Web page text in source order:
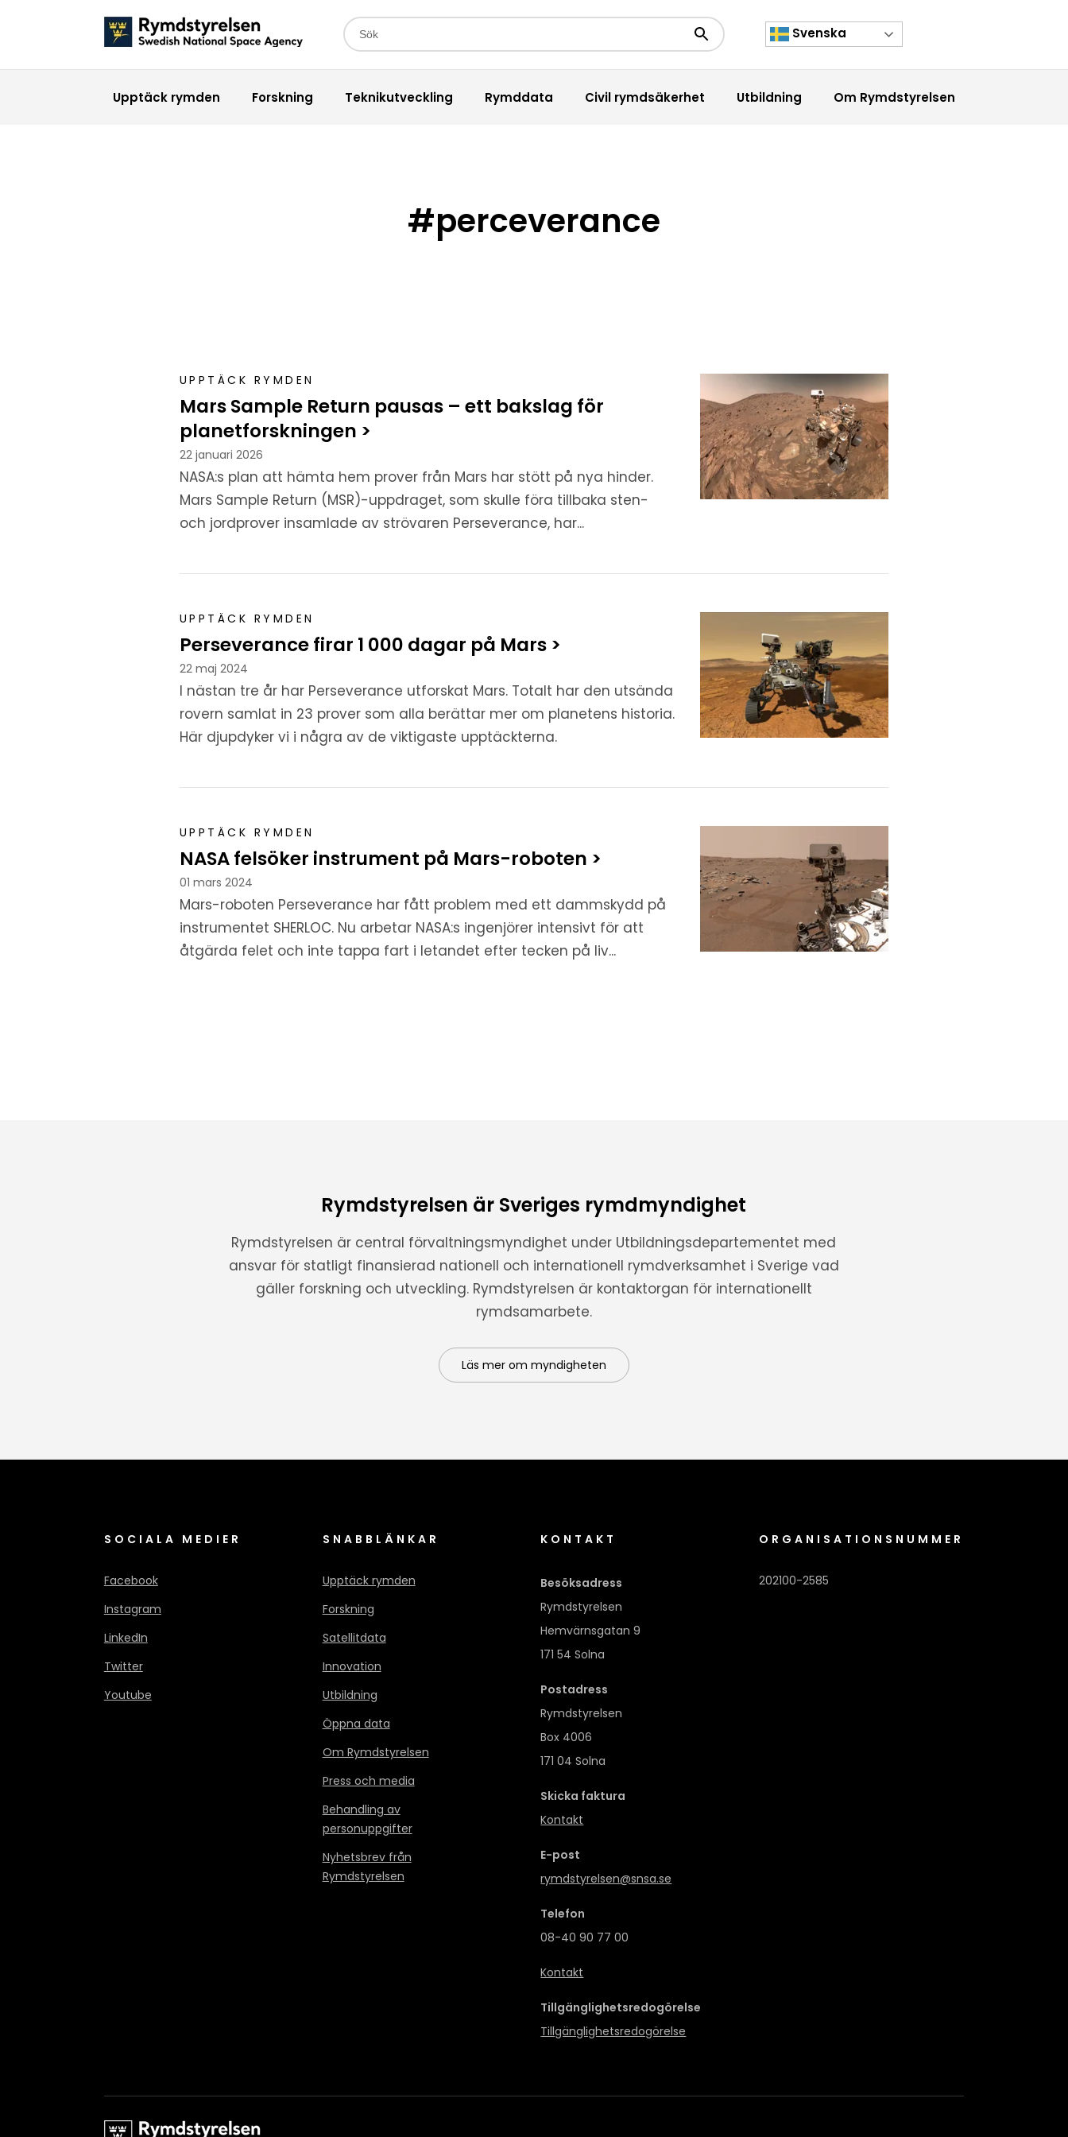
Sökfält
Sökknapp Svenska
Upptäck rymden Forskning Teknikutveckling Rymddata Civil rymdsäkerhet Utbildning Om Rymdstyrelsen
#perceverance
UPPTÄCK RYMDEN
Mars Sample Return pausas – ett bakslag för
planetforskningen >
22 januari 2026
NASA:s plan att hämta hem prover från Mars har stött på nya hinder.
Mars Sample Return (MSR)-uppdraget, som skulle föra tillbaka sten-
och jordprover insamlade av strövaren Perseverance, har...
UPPTÄCK RYMDEN
Perseverance firar 1 000 dagar på Mars >
22 maj 2024
I nästan tre år har Perseverance utforskat Mars. Totalt har den utsända
rovern samlat in 23 prover som alla berättar mer om planetens historia.
Här djupdyker vi i några av de viktigaste upptäckterna.
UPPTÄCK RYMDEN
NASA felsöker instrument på Mars-roboten >
01 mars 2024
Mars-roboten Perseverance har fått problem med ett dammskydd på
instrumentet SHERLOC. Nu arbetar NASA:s ingenjörer intensivt för att
åtgärda felet och inte tappa fart i letandet efter tecken på liv...
Rymdstyrelsen är Sveriges rymdmyndighet
Rymdstyrelsen är central förvaltningsmyndighet under Utbildningsdepartementet med
ansvar för statligt finansierad nationell och internationell rymdverksamhet i Sverige vad
gäller forskning och utveckling. Rymdstyrelsen är kontaktorgan för internationellt
rymdsamarbete.
Läs mer om myndigheten
SOCIALA MEDIER
Facebook
Instagram
LinkedIn
Twitter
Youtube
SNABBLÄNKAR
Upptäck rymden
Forskning
Satellitdata
Innovation
Utbildning
Öppna data
Om Rymdstyrelsen
Press och media
Behandling av
personuppgifter
Nyhetsbrev från
Rymdstyrelsen
KONTAKT
Besöksadress
Rymdstyrelsen
Hemvärnsgatan 9
171 54 Solna
Postadress
Rymdstyrelsen
Box 4006
171 04 Solna
Skicka faktura
Kontakt
E-post
rymdstyrelsen@snsa.se
Telefon
08-40 90 77 00
Kontakt
Tillgänglighetsredogörelse
Tillgänglighetsredogörelse
ORGANISATIONSNUMMER
202100-2585